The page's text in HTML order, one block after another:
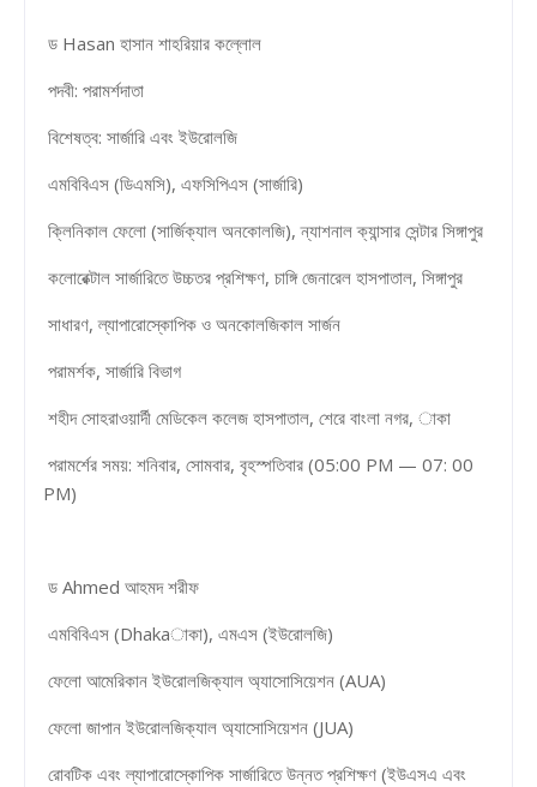
ড Hasan হাসান শাহরিয়ার কল্লোল
পদবী: পরামর্শদাতা
বিশেষত্ব: সার্জারি এবং ইউরোলজি
এমবিবিএস (ডিএমসি), এফসিপিএস (সার্জারি)
ক্লিনিকাল ফেলো (সার্জিক্যাল অনকোলজি), ন্যাশনাল ক্যান্সার সেন্টার সিঙ্গাপুর
কলোরেক্টাল সার্জারিতে উচ্চতর প্রশিক্ষণ, চাঙ্গি জেনারেল হাসপাতাল, সিঙ্গাপুর
সাধারণ, ল্যাপারোস্কোপিক ও অনকোলজিকাল সার্জন
পরামর্শক, সার্জারি বিভাগ
শহীদ সোহরাওয়ার্দী মেডিকেল কলেজ হাসপাতাল, শেরে বাংলা নগর, াকা
পরামর্শের সময়: শনিবার, সোমবার, বৃহস্পতিবার (05:00 PM — 07: 00
PM)
ড Ahmed আহমদ শরীফ
এমবিবিএস (Dhakaাকা), এমএস (ইউরোলজি)
ফেলো আমেরিকান ইউরোলজিক্যাল অ্যাসোসিয়েশন (AUA)
ফেলো জাপান ইউরোলজিক্যাল অ্যাসোসিয়েশন (JUA)
রোবটিক এবং ল্যাপারোস্কোপিক সার্জারিতে উন্নত প্রশিক্ষণ (ইউএসএ এবং